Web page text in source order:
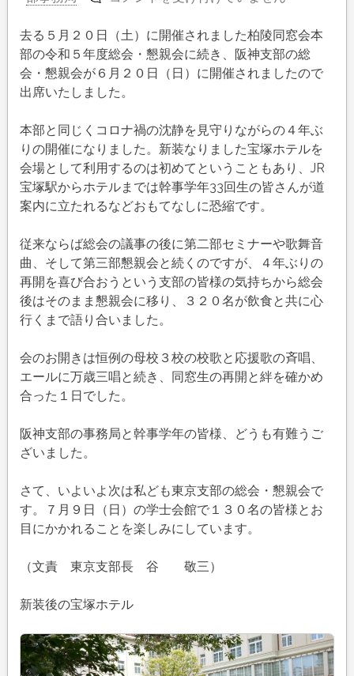
５
年
度
柏
同
窓
会
阪
神
部
総
会
開
催
去る５月２０日（土）に開催されました柏陵同窓会本
部の令和５年度総会・懇親会に続き、阪神支部の総
会・懇親会が６月２０日（日）に開催されましたので
出席いたしました。
本部と同じくコロナ禍の沈静を見守りながらの４年ぶ
りの開催になりました。新装なりました宝塚ホテルを
会場として利用するのは初めてということもあり、JR
宝塚駅からホテルまでは幹事学年33回生の皆さんが道
案内に立たれるなどおもてなしに恐縮です。
従来ならば総会の議事の後に第二部セミナーや歌舞音
曲、そして第三部懇親会と続くのですが、４年ぶりの
再開を喜び合おうという支部の皆様の気持ちから総会
後はそのまま懇親会に移り、３２０名が飲食と共に心
行くまで語り合いました。
会のお開きは恒例の母校３校の校歌と応援歌の斉唱、
エールに万歳三唱と続き、同窓生の再開と絆を確かめ
合った１日でした。
阪神支部の事務局と幹事学年の皆様、どうも有難うご
ざいました。
さて、いよいよ次は私ども東京支部の総会・懇親会で
す。７月９日（日）の学士会館で１３０名の皆様とお
目にかかれることを楽しみにしています。
（文責 東京支部長 谷 敬三）
新装後の宝塚ホテル